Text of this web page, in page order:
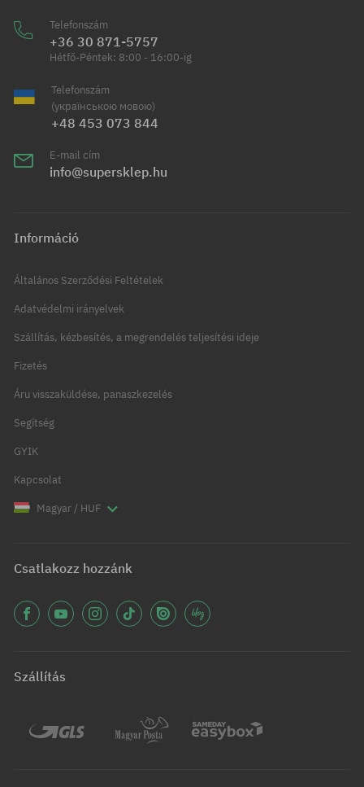
Telefonszám
+36 30 871-5757
Hétfő-Péntek: 8:00 - 16:00-ig
Telefonszám
(українською мовою)
+48 453 073 844
E-mail cím
info@supersklep.hu
Információ
Általános Szerződési Feltételek
Adatvédelmi irányelvek
Szállítás, kézbesítés, a megrendelés teljesítési ideje
Fizetés
Áru visszaküldése, panaszkezelés
Segítség
GYIK
Kapcsolat
Magyar / HUF
Csatlakozz hozzánk
Szállítás